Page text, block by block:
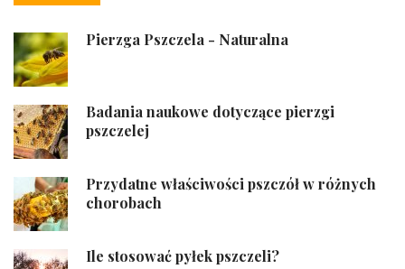
Pierzga Pszczela - Naturalna
Badania naukowe dotyczące pierzgi
pszczelej
Przydatne właściwości pszczół w różnych
chorobach
Ile stosować pyłek pszczeli?